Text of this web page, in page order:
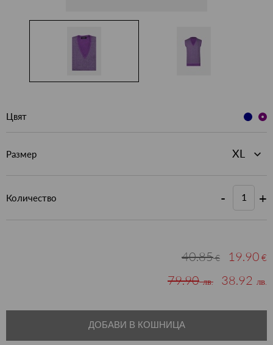
Цвят
Размер
Количество - +
40.85€ 19.90 €
79.90лв. 38.92 лв.
ДОБАВИ В КОШНИЦА